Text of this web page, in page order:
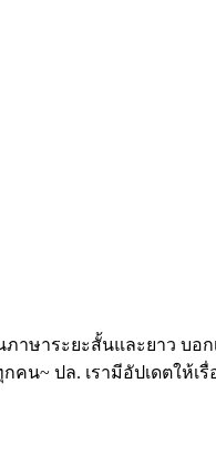
ษาระยะสั้นและยาว บอ
น~ ปล. เรามีอัปเดตให้เ